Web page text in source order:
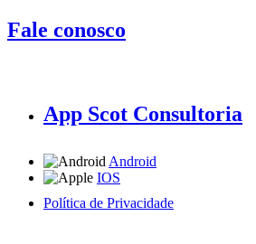
Fale conosco
App Scot Consultoria
Android
IOS
Política de Privacidade